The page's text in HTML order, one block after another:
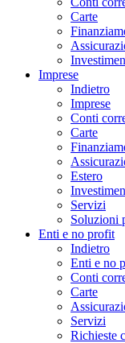
Carte
Imprese
Indietro
Imprese
Conti
Carte
Estero
Servizi
Soluzioni
Enti e no profit
Indietro
Enti e no
Conti
Carte
Servizi
Richieste